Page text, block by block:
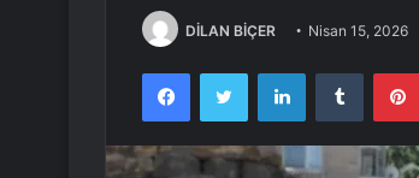
DİLAN BİÇER Nisan 15, 2026
FacebookTwitter LinkedInTumblr